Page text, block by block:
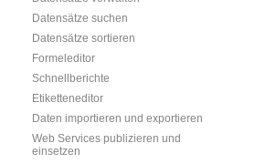
Datensätze suchen
Datensätze sortieren
Formeleditor
Schnellberichte
Etiketteneditor
Daten importieren und exportieren
Web Services publizieren und
einsetzen